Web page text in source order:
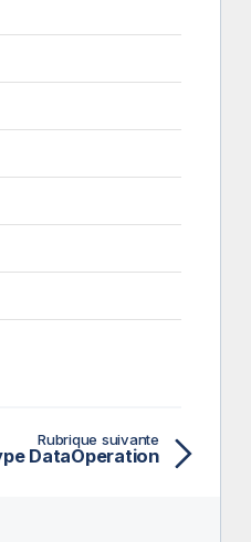
Rubrique suivante
DataOperation